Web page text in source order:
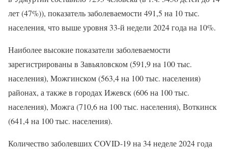
лет (47%)), показатель заболеваемости 491,5 на 10 тыс.
населения, что выше уровня 33-й недели 2024 года на 10%.
Наиболее высокие показатели заболеваемости
зарегистрированы в Завьяловском (591,9 на 100 тыс.
населения), Можгинском (563,4 на 100 тыс. населения)
районах, а также в городах Ижевск (606 на 100 тыс.
населения), Можга (710,6 на 100 тыс. населения), Воткинск
(641,4 на 100 тыс. населения).
Количество заболевших COVID-19 на 34 неделе 2024 года